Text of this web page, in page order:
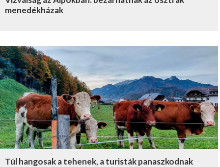
menedékházak
Túl hangosak a tehenek, a turisták panaszkodnak